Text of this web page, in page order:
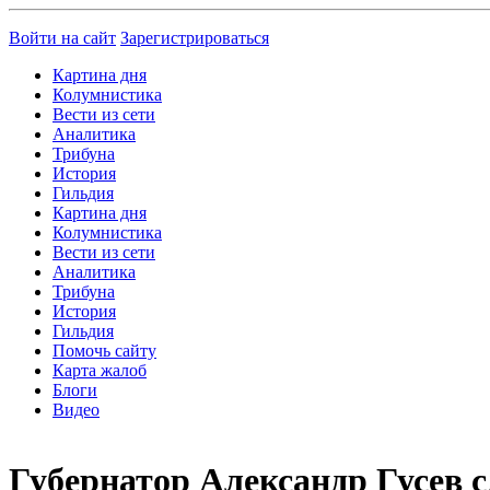
Войти на сайт Зарегистрироваться
Картина дня
Колумнистика
Вести из сети
Аналитика
Трибуна
История
Гильдия
Картина дня
Колумнистика
Вести из сети
Аналитика
Трибуна
История
Гильдия
Помочь сайту
Карта жалоб
Блоги
Видео
Губернатор Александр Гусев